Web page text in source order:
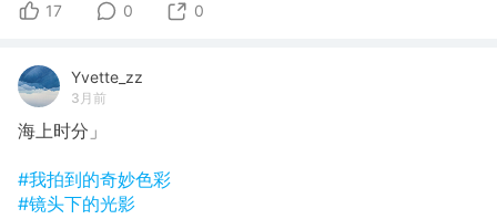
17 0 0
Yvette_zz
3月前
海上时分」
#我拍到的奇妙色彩
#镜头下的光影